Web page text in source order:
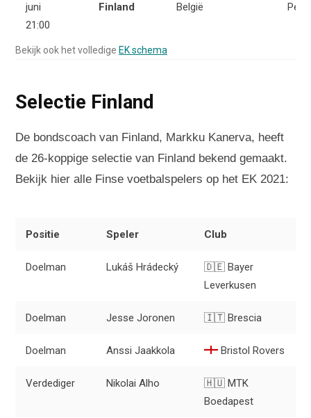
juni
21:00
Finland
België
Bekijk ook het volledige EK schema
Selectie Finland
De bondscoach van Finland, Markku Kanerva, heeft
de 26-koppige selectie van Finland bekend gemaakt.
Bekijk hier alle Finse voetbalspelers op het EK 2021:
Positie Speler Club
Doelman Lukáš Hrádecký
🇩🇪 Bayer
Leverkusen
Doelman Jesse Joronen 🇮🇹 Brescia
Doelman Anssi Jaakkola Bristol Rovers
Verdediger Nikolai Alho
🇭🇺 MTK
Boedapest